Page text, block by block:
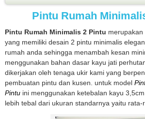
Pintu Rumah
Pintu Rumah Minimalis 2 Pintu
yang memiliki desain 2 pintu minimalis
rumah anda sehingga menambah kesan
menggunakan bahan dasar kayu jati
dikerjakan oleh tenaga ukir kami yang
pembuatan pintu dan kusen. untuk model
Pintu ini menggunakan ketebalan kayu
lebih tebal dari ukuran standarnya yaitu rata-